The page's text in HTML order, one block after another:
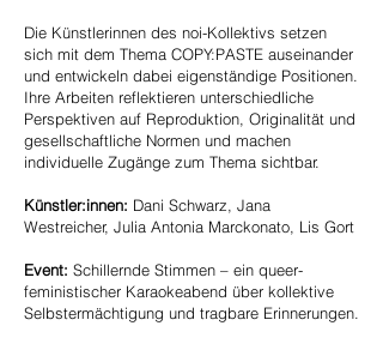
Die Künstlerinnen des noi-Kollektivs setzen
sich mit dem Thema COPY:PASTE auseinander
und entwickeln dabei eigenständige Positionen.
Ihre Arbeiten reflektieren unterschiedliche
Perspektiven auf Reproduktion, Originalität und
gesellschaftliche Normen und machen
individuelle Zugänge zum Thema sichtbar.
Künstler:innen: Dani Schwarz, Jana
Westreicher, Julia Antonia Marckonato, Lis Gort
Event: Schillernde Stimmen – ein queer-
feministischer Karaokeabend über kollektive
Selbstermächtigung und tragbare Erinnerungen.